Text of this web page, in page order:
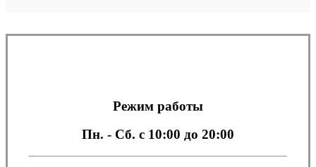
Режим работы
Пн. - Сб. с 10:00 до 20:00